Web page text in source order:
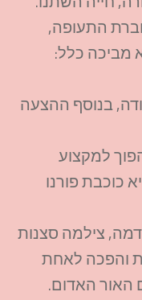
התעופה,
מביכה כלל:
בנוסף ההצעה
למקצוע
כוכבת פורנו
צילמה סצנות
והפכה לאחת
האור האדום.